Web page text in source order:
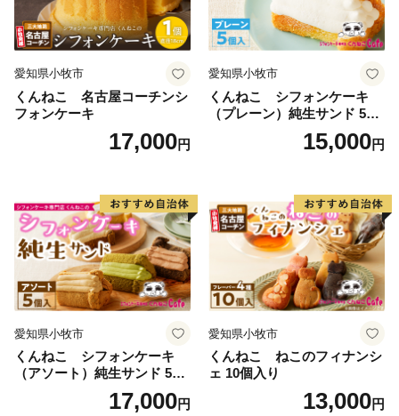
天守が整備されることとなり、
平成31年3月、400年の時を越えてついに尼崎城が蘇り
愛知県小牧市
くんねこ 名古屋コーチンシ
フォンケーキ
17,000円
愛知県小牧市
くんねこ シフォンケーキ
（プレーン）純生サンド 5個
15,000円
愛知県小牧市
くんねこ シフォンケーキ
（アソート）純生サンド 5個
17,000円
愛知県小牧市
くんねこ ねこのフィナンシ
ェ 10個入り
13,000円